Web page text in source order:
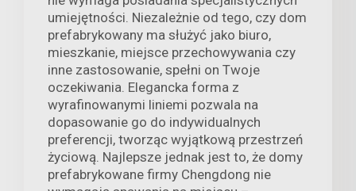
umiejętności. Niezależnie od tego, czy dom
prefabrykowany ma służyć jako biuro,
mieszkanie, miejsce przechowywania czy
inne zastosowanie, spełni on Twoje
oczekiwania. Elegancka forma z
wyrafinowanymi liniemi pozwala na
dopasowanie go do indywidualnych
preferencji, tworząc wyjątkową przestrzeń
życiową. Najlepsze jednak jest to, że domy
prefabrykowane firmy Chengdong nie